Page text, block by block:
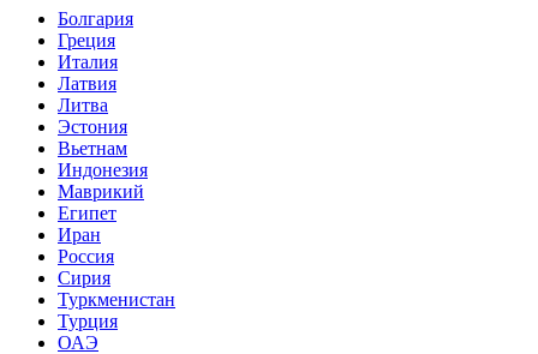
Болгария
Греция
Италия
Латвия
Литва
Эстония
Вьетнам
Индонезия
Маврикий
Египет
Иран
Россия
Сирия
Туркменистан
Турция
ОАЭ